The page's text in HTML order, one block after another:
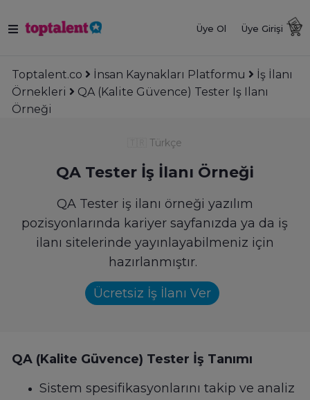
Üye Ol Üye Girişi
Toptalent.co İnsan Kaynakları Platformu
İş İlanı
Örnekleri
QA (Kalite Güvence) Tester Iş Ilanı
Örneği
Türkçe
QA Tester İş İlanı Örneği
QA Tester iş ilanı örneği yazılım
pozisyonlarında kariyer sayfanızda ya da iş
ilanı sitelerinde yayınlayabilmeniz için
hazırlanmıştır.
Ücretsiz İş İlanı Ver
QA (Kalite Güvence) Tester İş Tanımı
Sistem spesifikasyonlarını takip ve analiz